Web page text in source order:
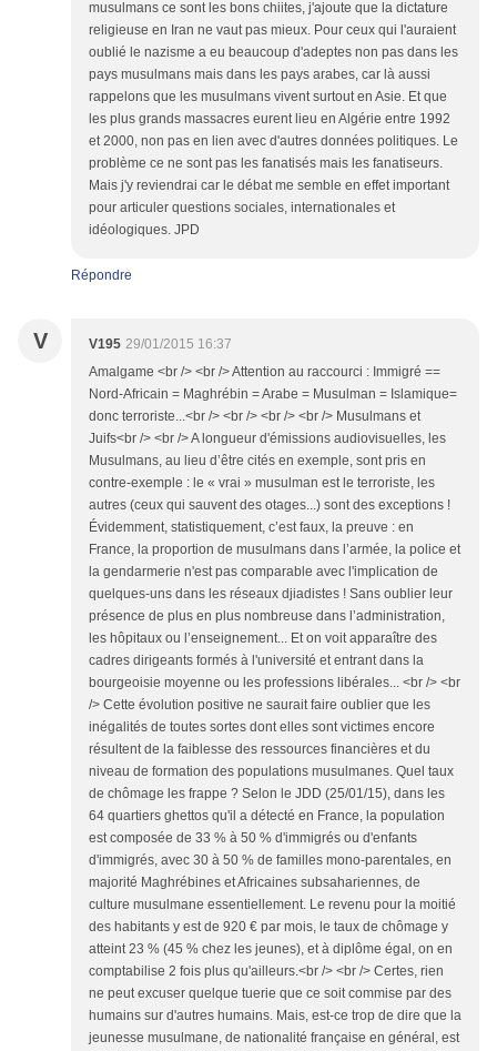
musulmans ce sont les bons chiites, j'ajoute que la dictature
religieuse en Iran ne vaut pas mieux. Pour ceux qui l'auraient
oublié le nazisme a eu beaucoup d'adeptes non pas dans les
pays musulmans mais dans les pays arabes, car là aussi
rappelons que les musulmans vivent surtout en Asie. Et que
les plus grands massacres eurent lieu en Algérie entre 1992
et 2000, non pas en lien avec d'autres données politiques. Le
problème ce ne sont pas les fanatisés mais les fanatiseurs.
Mais j'y reviendrai car le débat me semble en effet important
pour articuler questions sociales, internationales et
idéologiques. JPD
Répondre
V V195 29/01/2015 16:37
Amalgame <br /> <br /> Attention au raccourci : Immigré ==
Nord-Africain = Maghrébin = Arabe = Musulman = Islamique=
donc terroriste...<br /> <br /> <br /> <br /> Musulmans et
Juifs<br /> <br /> A longueur d'émissions audiovisuelles, les
Musulmans, au lieu d’être cités en exemple, sont pris en
contre-exemple : le « vrai » musulman est le terroriste, les
autres (ceux qui sauvent des otages...) sont des exceptions !
Évidemment, statistiquement, c’est faux, la preuve : en
France, la proportion de musulmans dans l’armée, la police et
la gendarmerie n'est pas comparable avec l'implication de
quelques-uns dans les réseaux djiadistes ! Sans oublier leur
présence de plus en plus nombreuse dans l’administration,
les hôpitaux ou l’enseignement... Et on voit apparaître des
cadres dirigeants formés à l'université et entrant dans la
bourgeoisie moyenne ou les professions libérales... <br /> <br
/> Cette évolution positive ne saurait faire oublier que les
inégalités de toutes sortes dont elles sont victimes encore
résultent de la faiblesse des ressources financières et du
niveau de formation des populations musulmanes. Quel taux
de chômage les frappe ? Selon le JDD (25/01/15), dans les
64 quartiers ghettos qu'il a détecté en France, la population
est composée de 33 % à 50 % d'immigrés ou d'enfants
d'immigrés, avec 30 à 50 % de familles mono-parentales, en
majorité Maghrébines et Africaines subsahariennes, de
culture musulmane essentiellement. Le revenu pour la moitié
des habitants y est de 920 € par mois, le taux de chômage y
atteint 23 % (45 % chez les jeunes), et à diplôme égal, on en
comptabilise 2 fois plus qu'ailleurs.<br /> <br /> Certes, rien
ne peut excuser quelque tuerie que ce soit commise par des
humains sur d'autres humains. Mais, est-ce trop de dire que la
jeunesse musulmane, de nationalité française en général, est